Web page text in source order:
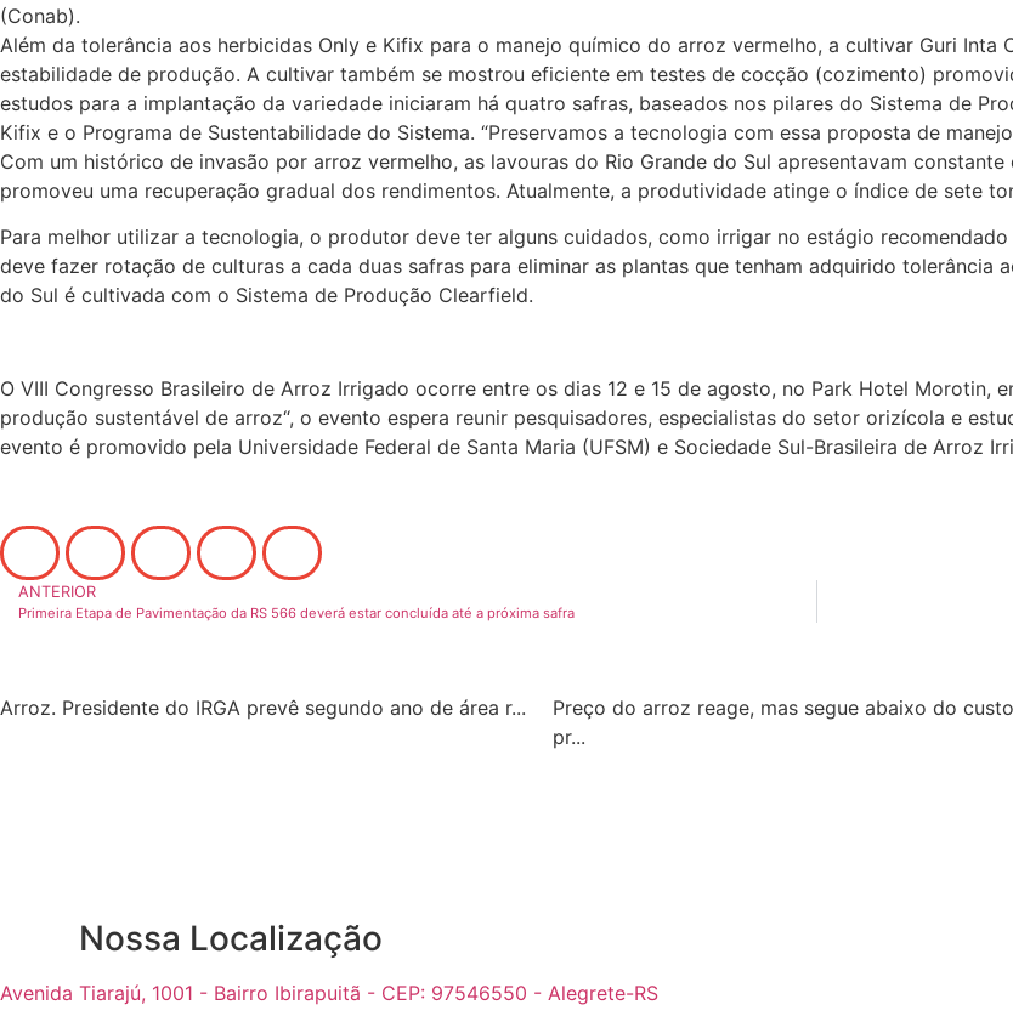
(Conab).
Além da tolerância aos herbicidas Only e Kifix para o manejo químico do arroz vermelho, a cultivar Guri
estabilidade de produção. A cultivar também se mostrou eficiente em testes de cocção (cozimento)
estudos para a implantação da variedade iniciaram há quatro safras, baseados nos pilares do Sistema de
Kifix e o Programa de Sustentabilidade do Sistema. “Preservamos a tecnologia com essa proposta de
Com um histórico de invasão por arroz vermelho, as lavouras do Rio Grande do Sul apresentavam
promoveu uma recuperação gradual dos rendimentos. Atualmente, a produtividade atinge o índice de sete
Para melhor utilizar a tecnologia, o produtor deve ter alguns cuidados, como irrigar no estágio
deve fazer rotação de culturas a cada duas safras para eliminar as plantas que tenham adquirido tolerância
do Sul é cultivada com o Sistema de Produção Clearfield.
O VIII Congresso Brasileiro de Arroz Irrigado ocorre entre os dias 12 e 15 de agosto, no Park Hotel Morotin,
produção sustentável de arroz“, o evento espera reunir pesquisadores, especialistas do setor orizícola e
evento é promovido pela Universidade Federal de Santa Maria (UFSM) e Sociedade Sul-Brasileira de Arroz
ANTERIOR
Primeira Etapa de Pavimentação da RS 566 deverá estar concluída até a próxima safra
Arroz. Presidente do IRGA prevê segundo ano de área r...
Preço do arroz reage, mas segue abaixo do
pr...
Nossa Localização
Avenida Tiarajú, 1001 - Bairro Ibirapuitã - CEP: 97546550 - Alegrete-RS